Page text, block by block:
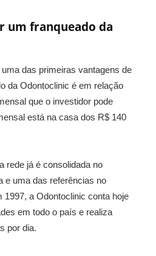
um franqueado da
uma das primeiras vantagens de
da Odontoclinic é em relação
que o investidor pode
está na casa dos R$ 140
rede já é consolidada no
e uma das referências no
1997, a Odontoclinic conta hoje
em todo o país e realiza
por dia.